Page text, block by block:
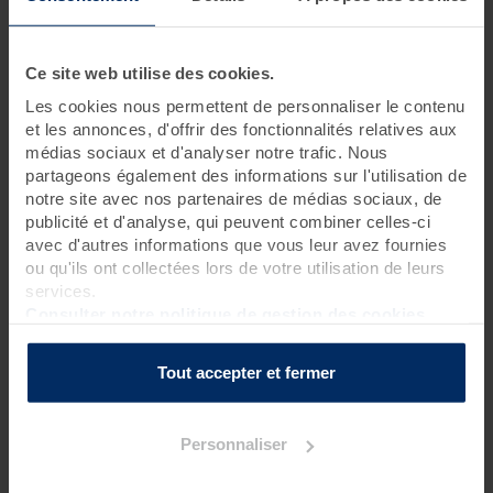
Ce site web utilise des cookies.
Les cookies nous permettent de personnaliser le contenu
et les annonces, d'offrir des fonctionnalités relatives aux
médias sociaux et d'analyser notre trafic. Nous
partageons également des informations sur l'utilisation de
notre site avec nos partenaires de médias sociaux, de
publicité et d'analyse, qui peuvent combiner celles-ci
avec d'autres informations que vous leur avez fournies
ou qu'ils ont collectées lors de votre utilisation de leurs
services.
Tout accepter et fermer
Personnaliser
Tout le monde rêve d'avoir son moment privilégié, pour ne
penser à rien. Cette journée est idéale pour se recentrer sur
soi-même. Des soins thalasso et spa, ainsi qu'un accès libre au
Spa Marin vous feront oublier le monde extérieur le temps
d'une journée. Pause possible tous les jours.
Rendez-vous à 8h40 pour une réservation le matin
Rendez-vous à 13h40 pour une réservation l’après-midi
Pour connaître l’heure de début de votre premier
La journée est à vous !
Programme des soins